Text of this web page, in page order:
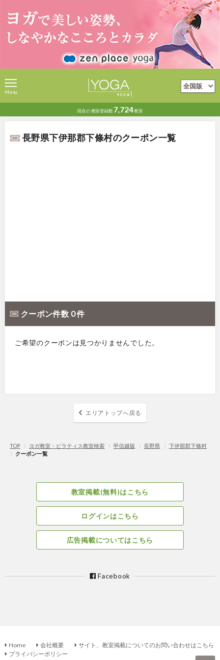
現在の教室登録数 7,724教室
Menu
長野県下伊那郡下條村のクーポン一覧
クーポン件数 0 件
ご希望のクーポンは見つかりませんでした。
エリアトップへ戻る
TOP 〉 ヨガ教室・ピラティス教室検索 〉 甲信越版 〉 長野県 〉 下伊那郡下條村
〉 クーポン一覧
教室掲載(無料)はこちら
ログインはこちら
広告掲載についてはこちら
Facebook
Home 会社概要
サイト、教室掲載についてのお問い合わせはこちら
プライバシーポリシー